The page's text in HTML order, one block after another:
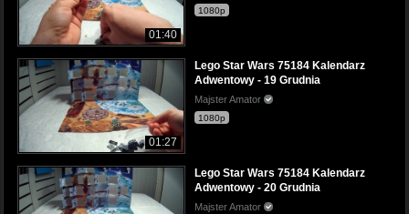
01:40
1080p
01:27
Lego Star Wars 75184 Kalendarz
Adwentowy - 19 Grudnia
Majster Amator
1080p
Lego Star Wars 75184 Kalendarz
Adwentowy - 20 Grudnia
Majster Amator